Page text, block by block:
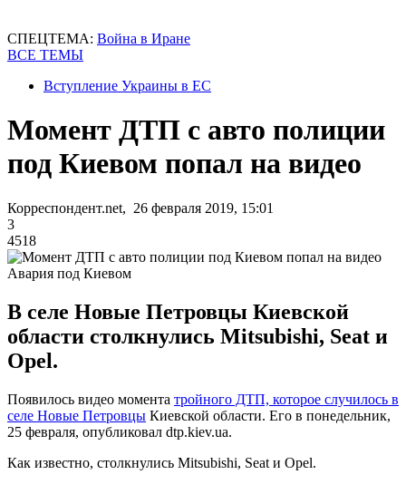
СПЕЦТЕМА: Война в Иране
ВСЕ ТЕМЫ
Вступление Украины в ЕС
Момент ДТП с авто полиции
под Киевом попал на видео
Корреспондент.net, 26 февраля 2019, 15:01
3
4518
Авария под Киевом
В селе Новые Петровцы Киевской
области столкнулись Mitsubishi, Seat и
Opel.
Появилось видео момента тройного ДТП, которое случилось в
селе Новые Петровцы Киевской области. Его в понедельник,
25 февраля, опубликовал dtp.kiev.ua.
Как известно, столкнулись Mitsubishi, Seat и Opel.